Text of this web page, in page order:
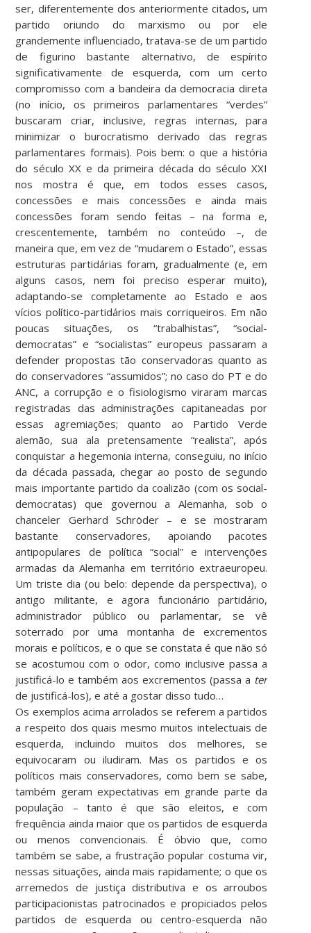
ser, diferentemente dos anteriormente citados, um
partido oriundo do marxismo ou por ele
grandemente influenciado, tratava-se de um partido
de figurino bastante alternativo, de espírito
significativamente de esquerda, com um certo
compromisso com a bandeira da democracia direta
(no início, os primeiros parlamentares “verdes”
buscaram criar, inclusive, regras internas, para
minimizar o burocratismo derivado das regras
parlamentares formais). Pois bem: o que a história
do século XX e da primeira década do século XXI
nos mostra é que, em todos esses casos,
concessões e mais concessões e ainda mais
concessões foram sendo feitas – na forma e,
crescentemente, também no conteúdo –, de
maneira que, em vez de “mudarem o Estado”, essas
estruturas partidárias foram, gradualmente (e, em
alguns casos, nem foi preciso esperar muito),
adaptando-se completamente ao Estado e aos
vícios político-partidários mais corriqueiros. Em não
poucas situações, os “trabalhistas”, “social-
democratas” e “socialistas” europeus passaram a
defender propostas tão conservadoras quanto as
do conservadores “assumidos”; no caso do PT e do
ANC, a corrupção e o fisiologismo viraram marcas
registradas das administrações capitaneadas por
essas agremiações; quanto ao Partido Verde
alemão, sua ala pretensamente “realista”, após
conquistar a hegemonia interna, conseguiu, no início
da década passada, chegar ao posto de segundo
mais importante partido da coalizão (com os social-
democratas) que governou a Alemanha, sob o
chanceler Gerhard Schröder – e se mostraram
bastante conservadores, apoiando pacotes
antipopulares de política “social” e intervenções
armadas da Alemanha em território extraeuropeu.
Um triste dia (ou belo: depende da perspectiva), o
antigo militante, e agora funcionário partidário,
administrador público ou parlamentar, se vê
soterrado por uma montanha de excrementos
morais e políticos, e o que se constata é que não só
se acostumou com o odor, como inclusive passa a
justificá-lo e também aos excrementos (passa a ter
de justificá-los), e até a gostar disso tudo…
Os exemplos acima arrolados se referem a partidos
a respeito dos quais mesmo muitos intelectuais de
esquerda, incluindo muitos dos melhores, se
equivocaram ou iludiram. Mas os partidos e os
políticos mais conservadores, como bem se sabe,
também geram expectativas em grande parte da
população – tanto é que são eleitos, e com
frequência ainda maior que os partidos de esquerda
ou menos convencionais. É óbvio que, como
também se sabe, a frustração popular costuma vir,
nessas situações, ainda mais rapidamente; o que os
arremedos de justiça distributiva e os arroubos
participacionistas patrocinados e propiciados pelos
partidos de esquerda ou centro-esquerda não